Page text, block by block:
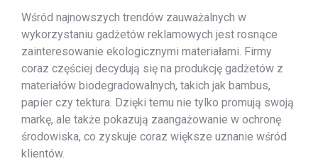
Wśród najnowszych trendów zauważalnych w
wykorzystaniu gadżetów reklamowych jest rosnące
zainteresowanie ekologicznymi materiałami. Firmy
coraz częściej decydują się na produkcję gadżetów z
materiałów biodegradowalnych, takich jak bambus,
papier czy tektura. Dzięki temu nie tylko promują swoją
markę, ale także pokazują zaangażowanie w ochronę
środowiska, co zyskuje coraz większe uznanie wśród
klientów.